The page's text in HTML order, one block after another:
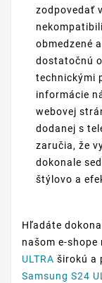
zodpovedať
obmedzené
dostatočnú
technickými
informácie
webovej
dodanej s
zaručia, že
dokonale
štýlovo a
Hľadáte
našom e-shope
ULTRA širokú a
Samsung S24